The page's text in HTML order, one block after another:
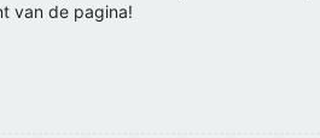
van de pagina!